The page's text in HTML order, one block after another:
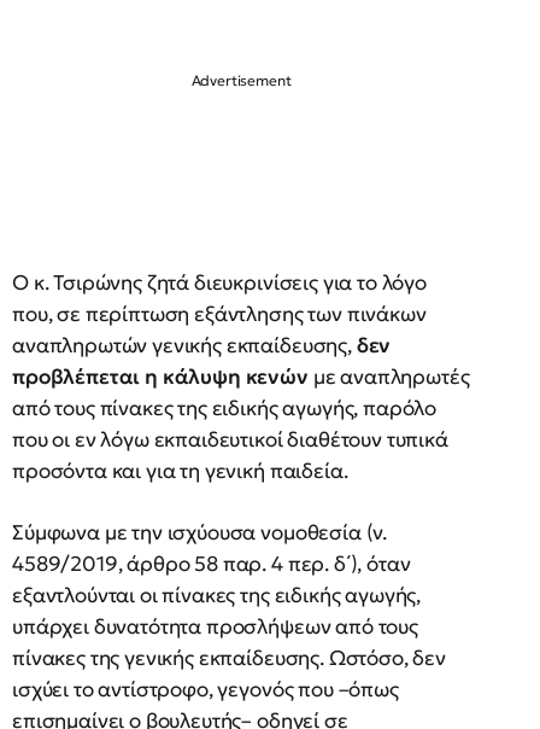
Ο κ. Τσιρώνης ζητά διευκρινίσεις για το λόγο
που, σε περίπτωση εξάντλησης των πινάκων
αναπληρωτών γενικής εκπαίδευσης,δεν
προβλέπεται η κάλυψη κενών με αναπληρωτές
από τους πίνακες της ειδικής αγωγής, παρόλο
που οι εν λόγω εκπαιδευτικοί διαθέτουν τυπικά
προσόντα και για τη γενική παιδεία.
Σύμφωνα με την ισχύουσα νομοθεσία (ν.
4589/2019, άρθρο 58 παρ. 4 περ. δ΄), όταν
εξαντλούνται οι πίνακες της ειδικής αγωγής,
υπάρχει δυνατότητα προσλήψεων από τους
πίνακες της γενικής εκπαίδευσης. Ωστόσο, δεν
ισχύει το αντίστροφο, γεγονός που –όπως
επισημαίνει ο βουλευτής– οδηγεί σε